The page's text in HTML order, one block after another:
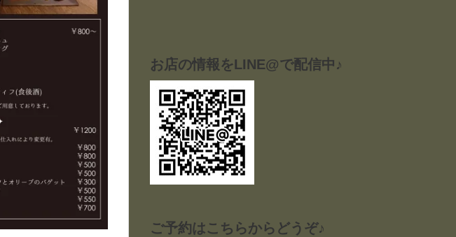
お店の情報をLINE@で配信中♪
ご予約はこちらからどうぞ♪